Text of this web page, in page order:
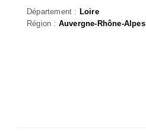
Département : Loire
Région : Auvergne-Rhône-Alpes